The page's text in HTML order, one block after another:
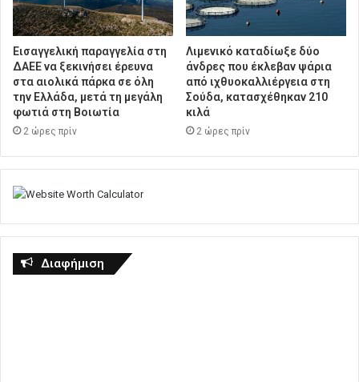
Εισαγγελική παραγγελία στη
ΔΑΕΕ να ξεκινήσει έρευνα
στα αιολικά πάρκα σε όλη
την Ελλάδα, μετά τη μεγάλη
φωτιά στη Βοιωτία
2 ώρες πρίν
Λιμενικό καταδίωξε δύο
άνδρες που έκλεβαν ψάρια
από ιχθυοκαλλιέργεια στη
Σούδα, κατασχέθηκαν 210
κιλά
2 ώρες πρίν
Διαφήμιση